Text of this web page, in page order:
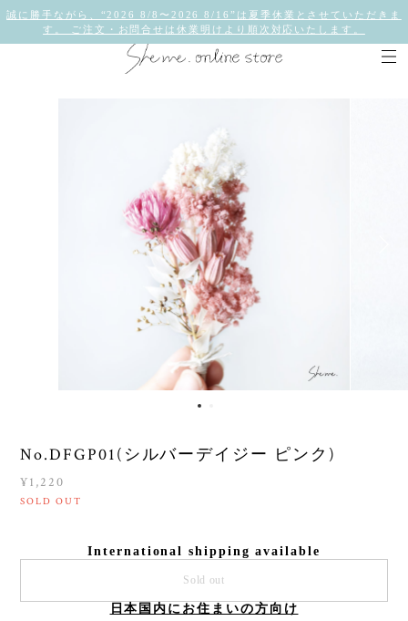
誠に勝手ながら、“2026 8/8〜2026 8/16”は夏季休業とさせていただきま
す。 ご注文・お問合せは休業明けより順次対応いたします。
No.DFGP01(シルバーデイジー ピンク)
¥1,220
SOLD OUT
International shipping available
Sold out
日本国内にお住まいの方向け